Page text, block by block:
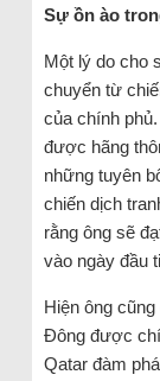
Sự ồn ào
Một lý do cho
chuyển từ
của chính
được hãng
những tuyên
chiến dịch
rằng ông sẽ
vào ngày đầu
Hiện ông
Đông được
Qatar đàm